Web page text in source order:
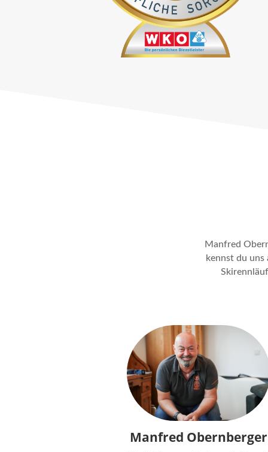
Manfred
kennst du
Manfred Obernberger